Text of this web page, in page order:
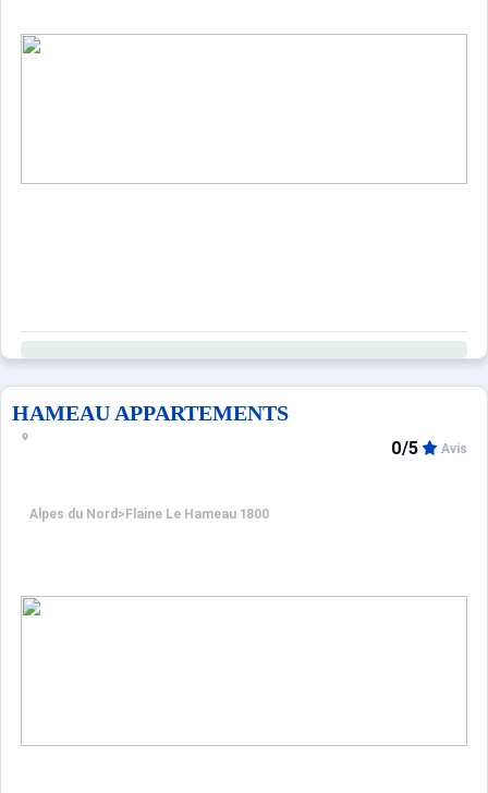
HAMEAU APPARTEMENTS
Alpes du Nord > Flaine Le Hameau 1800
0/5 Avis